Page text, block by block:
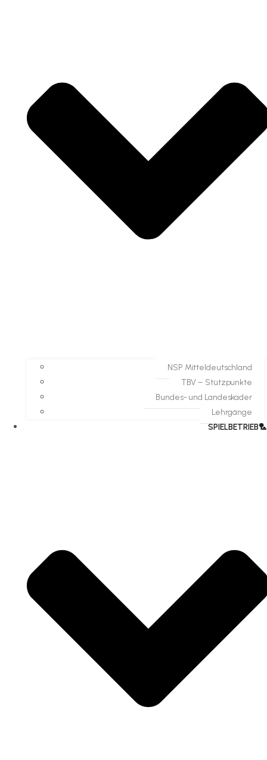
NSP Mitteldeutschland
TBV – Stützpunkte
Bundes- und Landeskader
Lehrgänge
SPIELBETRIEB🏸